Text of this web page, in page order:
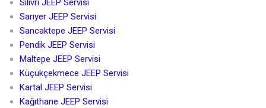
Silivri JEEP Servisi
Sarıyer JEEP Servisi
Sancaktepe JEEP Servisi
Pendik JEEP Servisi
Maltepe JEEP Servisi
Küçükçekmece JEEP Servisi
Kartal JEEP Servisi
Kağıthane JEEP Servisi